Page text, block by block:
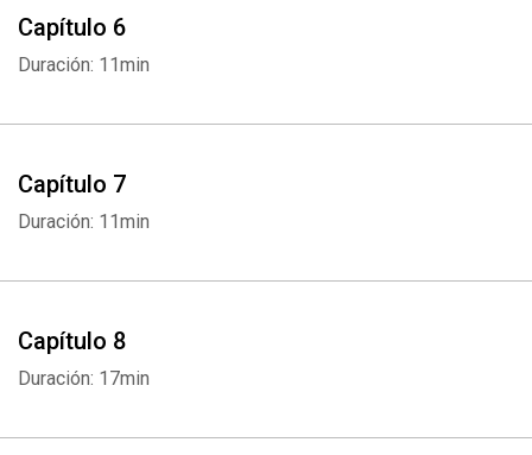
Capítulo 6
Duración: 11min
Capítulo 7
Duración: 11min
Capítulo 8
Duración: 17min